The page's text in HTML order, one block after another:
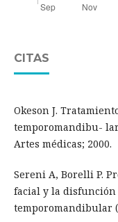
CITAS
Okeson J.
temporomandibu-
Artes médicas; 2000.
Sereni A, Borelli P.
facial y la
temporomandibular